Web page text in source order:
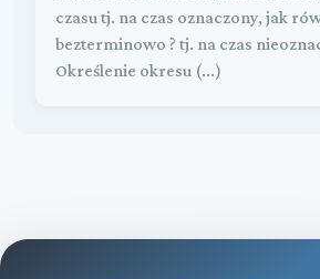
czasu tj. na czas oznaczony, jak
bezterminowo ? tj. na czas
Określenie okresu (...)